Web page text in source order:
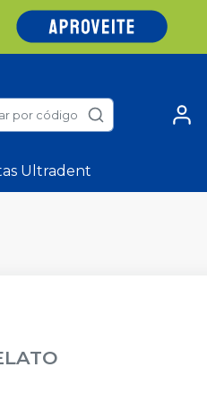
por código
Ultradent